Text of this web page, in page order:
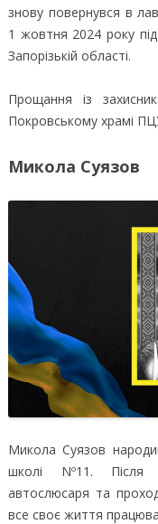
знову повернувся в
1 жовтня 2024 року
Запорізькій області.
Прощання із
Покровському храмі
Микола Суязов
Микола Суязов
школі Nº11. Після
автослюсаря та
все своє життя